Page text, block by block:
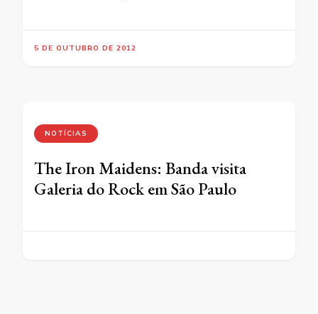
5 DE OUTUBRO DE 2012
NOTÍCIAS
The Iron Maidens: Banda visita
Galeria do Rock em São Paulo